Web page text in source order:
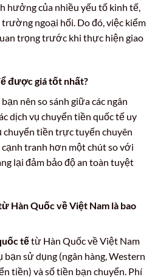
hưởng của nhiều yếu tố kinh tế,
ngoại hối. Do đó, việc kiểm
trọng trước khi thực hiện giao
được giá tốt nhất?
nên so sánh giữa các ngân
dịch vụ chuyển tiền quốc tế uy
chuyển tiền trực tuyến chuyên
tranh hơn một chút so với
lại đảm bảo độ an toàn tuyệt
Hàn Quốc về Việt Nam là bao
tếtừ Hàn Quốc về Việt Nam
sử dụng (ngân hàng, Western
tiền) và số tiền bạn chuyển. Phí